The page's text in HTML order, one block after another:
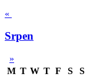
«
Srpen
»
M T W T F S
S